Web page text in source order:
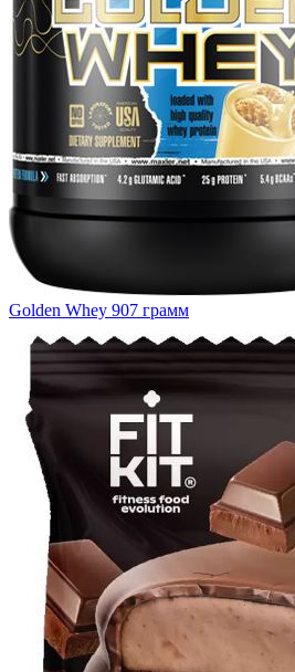
Golden Whey 907 грамм